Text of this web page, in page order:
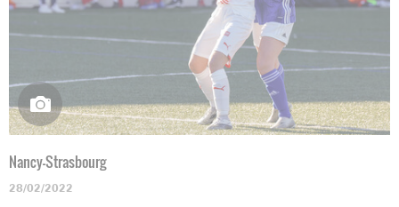
Nancy-Strasbourg
28/02/2022